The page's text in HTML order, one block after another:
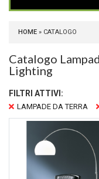
HOME » CATALOGO
Catalogo
Lighting
FILTRI ATTIVI:
LAMPADE DA TERRA